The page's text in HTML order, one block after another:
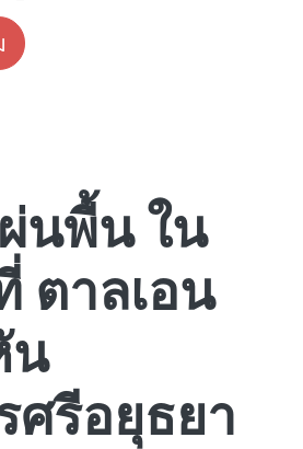
นพื้น ใน
ตาลเอน
น
ศรีอยุธยา